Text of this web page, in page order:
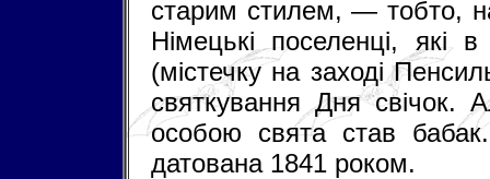
старим стилем, — тобто,
Німецькі поселенці, які
(містечку на заході
святкування Дня свічок.
особою свята став
датована 1841 роком.